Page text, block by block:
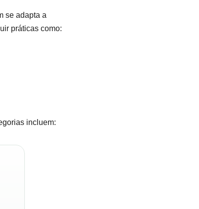
se adapta a
práticas como:
incluem: